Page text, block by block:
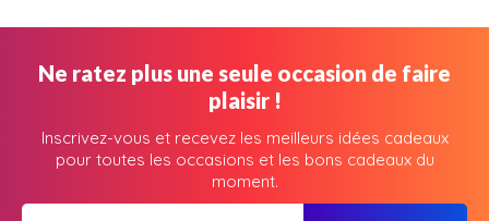
Ne ratez plus une seule occasion de faire
plaisir !
Inscrivez-vous et recevez les meilleurs idées cadeaux
pour toutes les occasions et les bons cadeaux du
moment.